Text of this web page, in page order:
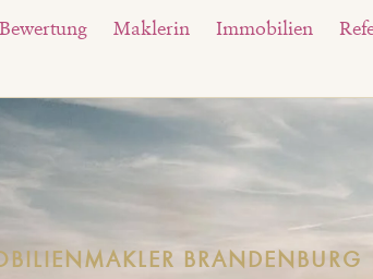
Bewertung Maklerin Immobilien
BRANDENBURG